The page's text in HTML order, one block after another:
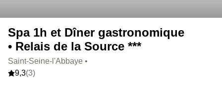
Spa 1h et Dîner gastronomique
• Relais de la Source ***
Saint-Seine-l'Abbaye •
9,3(3)